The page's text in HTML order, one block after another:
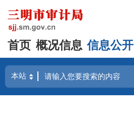
首页 概况信息 信息公开